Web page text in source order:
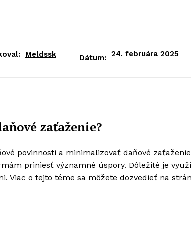
Meldssk Dátum: 24. februára 2025
zaťaženie?
povinnosti a minimalizovať daňové
priniesť významné úspory. Dôležité je
Viac o tejto téme sa môžete dozvedieť na